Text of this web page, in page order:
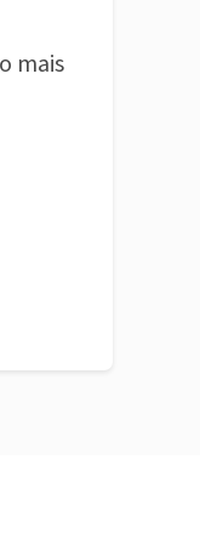
mais